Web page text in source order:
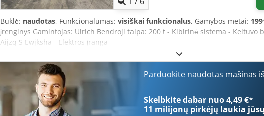
Būklė: naudotas, Funkcionalumas: visiškai funkcionalus, Gamybos metai:
įrenginys Gamintojas: Ulrich Bendroji talpa: 200 t - Kibirinė sistema - Keltuvo
Aijzq S Ewjksha - Elektros įranga
Parduokite naudotas mašinas
Skelbkite dabar nuo 4,49 €*
11 milijonų pirkėjų laukia jūsų